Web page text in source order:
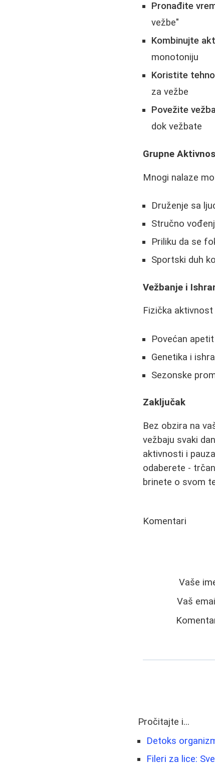
Pronađite
vežbe"
Kombinujte
monotoniju
Koristite
za vežbe
Povežite
dok vežbate
Grupne
Mnogi nalaze
Druženje sa
Stručno
Priliku da se
Sportski duh
Vežbanje i
Fizička aktivnost
Povećan
Genetika i
Sezonske
Zaključak
Bez obzira na
vežbaju svaki
aktivnosti i
odaberete -
brinete o svom
Komentari
Vaše
Vaš
Pročitajte i...
Detoks
Fileri za lice: